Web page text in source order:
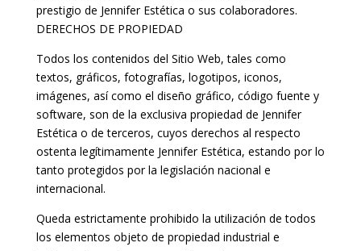
prestigio de Jennifer Estética o sus colaboradores.
DERECHOS DE PROPIEDAD
Todos los contenidos del Sitio Web, tales como
textos, gráficos, fotografías, logotipos, iconos,
imágenes, así como el diseño gráfico, código fuente y
software, son de la exclusiva propiedad de Jennifer
Estética o de terceros, cuyos derechos al respecto
ostenta legítimamente Jennifer Estética, estando por lo
tanto protegidos por la legislación nacional e
internacional.
Queda estrictamente prohibido la utilización de todos
los elementos objeto de propiedad industrial e